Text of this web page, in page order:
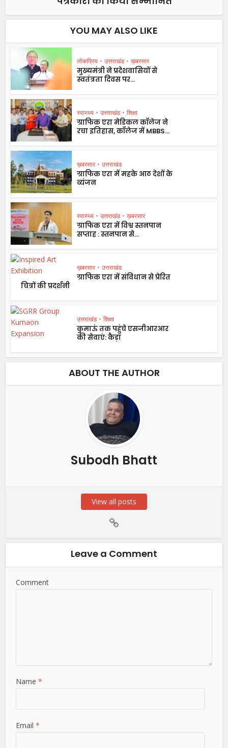
YOU MAY ALSO LIKE
लोकप्रिय • उत्तराखंड • ख़बरसार
मुख्यमंत्री ने प्रदेशवासियों से
स्वतंत्रता दिवस पर...
स्वास्थ्य • उत्तराखंड • शिक्षा
ग्राफिक एरा मेडिकल कॉलेज ने
रचा इतिहास, कॉलेज में MBBS...
ख़बरसार • उत्तराखंड
ग्राफिक एरा में महके आठ देशों के
व्यंजन
स्वास्थ्य • उत्तराखंड • ख़बरसार
ग्राफिक एरा में विश्व स्तनपान
सप्ताह : स्तनपान से...
ख़बरसार • उत्तराखंड
ग्राफिक एरा में संविधान से प्रेरित
चित्रों की प्रदर्शनी
उत्तराखंड • शिक्षा
कुमाऊं तक पहुंचे एसजीआरआर
की सेवाएं: कैड़ा
ABOUT THE AUTHOR
Subodh Bhatt
View all posts
Leave a Comment
Comment
Name*
Email*